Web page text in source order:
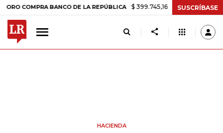
BANCO DE LA REPÚBLICA $ 399.745,16 +$ 2.295,71 +0,58%
SUSCRÍBASE
HACIENDA